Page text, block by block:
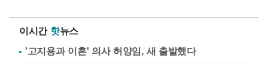
이시간 핫뉴스
'고지용과 이혼' 의사 허양임, 새 출발했다